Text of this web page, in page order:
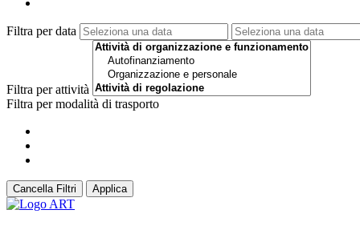
Filtra per data
Filtra per attività
Filtra per modalità di trasporto
Cancella Filtri Applica